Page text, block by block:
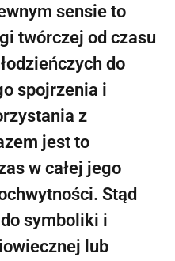
sensie to
twórczej od czasu
do
spojrzenia i
z
jest to
w całej jego
Stąd
symboliki i
lub